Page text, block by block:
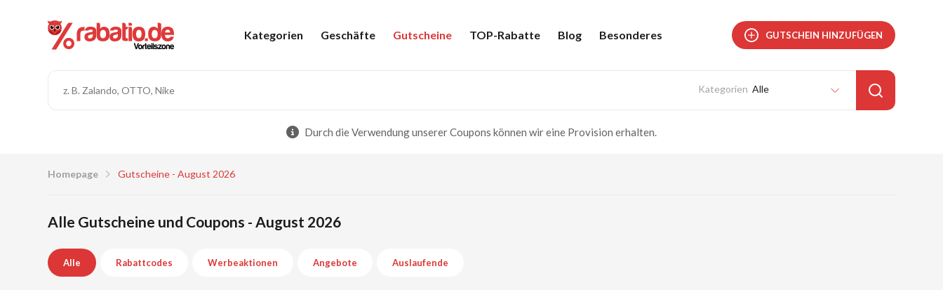
Kategorien Geschäfte Gutscheine TOP-Rabatte Blog Besonderes GUTSCHEIN HINZUFÜGEN
Alle
Durch die Verwendung unserer Coupons können wir eine Provision erhalten.
Homepage Gutscheine - August 2026
Alle Gutscheine und Coupons - August 2026
Alle Rabattcodes Werbeaktionen Angebote Auslaufende